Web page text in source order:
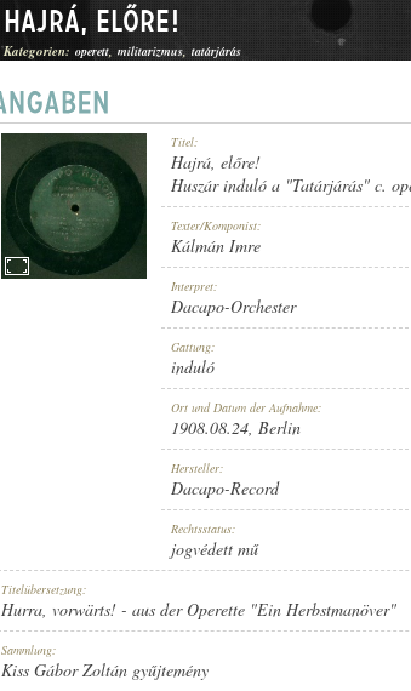
INDULÓ
1908.08.24
DACAPO-RECORD
Hajrá, előre!
Kategorien: operett militarizmus tatárjárás
Titel:
Hajrá, előre!
Huszár induló a "Tatárjárás" c.
Texter/Komponist:
Kálmán Imre
Interpret:
Dacapo-Orchester
Gattung:
induló
Ort und Datum der Aufnahme:
1908.08.24, Berlin
Hersteller:
Dacapo-Record
Rechtsstatus:
jogvédett mű
Titelübersetzung:
Hurra, vorwärts! - aus der Operette "Ein Herbstmanöver"
Sammlung:
Kiss Gábor Zoltán gyűjtemény